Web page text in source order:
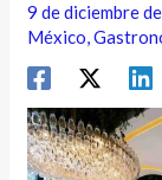
9 de diciembre
México,